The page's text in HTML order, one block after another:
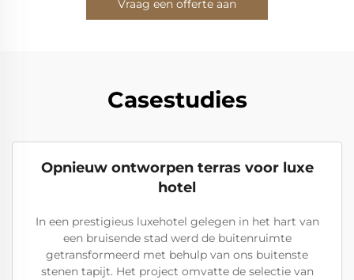
Vraag een offerte aan
Casestudies
Opnieuw ontworpen terras voor luxe
hotel
In een prestigieus luxehotel gelegen in het hart van
een bruisende stad werd de buitenruimte
getransformeerd met behulp van ons buitenste
stenen tapijt. Het project omvatte de selectie van